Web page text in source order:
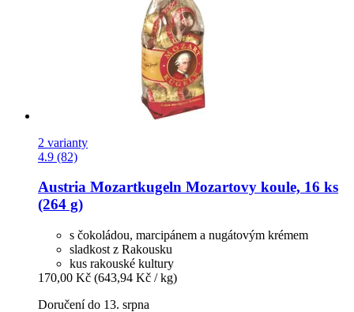
2 varianty
4.9 (82)
Austria Mozartkugeln Mozartovy koule, 16 ks
(264 g)
s čokoládou, marcipánem a nugátovým krémem
sladkost z Rakousku
kus rakouské kultury
170,00 Kč (643,94 Kč / kg)
Doručení do 13. srpna